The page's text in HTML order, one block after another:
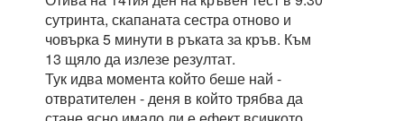
сутринта, скапаната сестра отново и
човърка 5 минути в ръката за кръв. Към
13 щяло да излезе резултат.
Тук идва момента който беше най -
отвратителен - деня в който трябва да